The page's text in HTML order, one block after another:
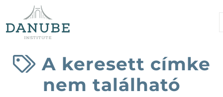
A keresett címke
nem található